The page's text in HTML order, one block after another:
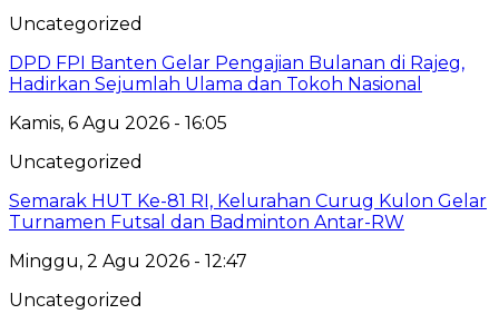
Uncategorized
DPD FPI Banten Gelar Pengajian Bulanan di Rajeg,
Hadirkan Sejumlah Ulama dan Tokoh Nasional
Kamis, 6 Agu 2026 - 16:05
Uncategorized
Semarak HUT Ke-81 RI, Kelurahan Curug Kulon Gelar
Turnamen Futsal dan Badminton Antar-RW
Minggu, 2 Agu 2026 - 12:47
Uncategorized